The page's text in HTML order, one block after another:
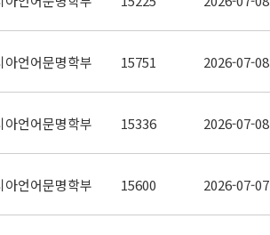
아언어문명학부 15751 2026-07-08
아언어문명학부 15336 2026-07-08
아언어문명학부 15600 2026-07-07